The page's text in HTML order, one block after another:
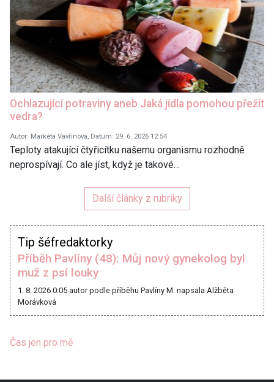
Ochlazující potraviny aneb Jaká jídla pomohou přežít
vedra?
Autor: Markéta Vavřinová, Datum: 29. 6. 2026 12:54
Teploty atakující čtyřicítku našemu organismu rozhodně
neprospívají. Co ale jíst, když je takové…
Další články z rubriky
Tip šéfredaktorky
Příběh Pavlíny (48): Můj nový gynekolog byl
muž z psí louky
1. 8. 2026 0:05 autor podle příběhu Pavlíny M. napsala Alžběta
Morávková
Čas jen pro mě